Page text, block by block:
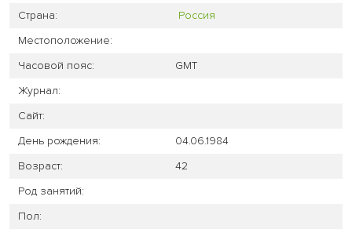
Страна:
Россия
Местоположение:
Часовой пояс:
GMT
Журнал:
Сайт:
День рождения:
04.06.1984
Возраст:
42
Род занятий:
Пол: